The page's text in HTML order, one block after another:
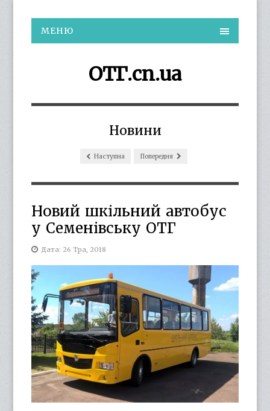
МЕНЮ
ОТГ.cn.ua
Новини
Наступна Попередня
Новий шкільний автобус
у Семенівську ОТГ
Дата: 26 Тра, 2018